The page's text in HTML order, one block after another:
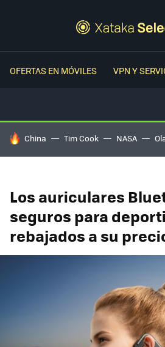
OFERTAS EN MÓVILES VPN Y
HOY SE HABLA DE
China Tim Cook NASA
Los auriculares
seguros para
rebajados a su